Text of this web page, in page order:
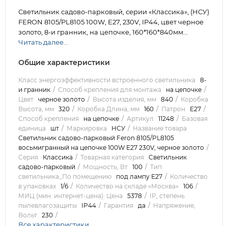
Светильник садово-парковый, серии «Классика», (НСУ)
FERON 8105/PL8105 100W, E27, 230V, IP44, цвет черное
золото, 8-и гранник, на цепочке, 160*160*840мм...
Читать далее...
Общие характеристики
Класс энергоэффективности встроенного светильника
8-
и гранник
Способ крепления для монтажа
на цепочке
Цвет черное золото Высота изделия, мм 840
Коробка
Высота, мм 320 Коробка Длина, мм 160 Патрон
E27
Способ крепления
на цепочке Артикул 11248
Базовая
единица
шт Маркировка НСУ
Название товара
Светильник садово-парковый Feron 8105/PL8105
восьмигранный на цепочке 100W E27 230V, черное золото
Серия
Классика Товарная категория
Светильник
садово-парковый
Мощность, Вт 100
Тип
светильника_По помещению
под лампу Е27
Количество
в упаковках 1/6 Количество на складе «Москва»
106
МИЦ (мин. интернет-цена): Цена
5378
IP, степень
пылевлагозащиты
IP44 Гарантия да
Напряжение,
Вольт 230